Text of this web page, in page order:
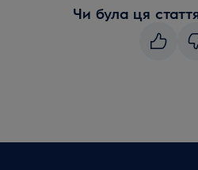
Чи була ця